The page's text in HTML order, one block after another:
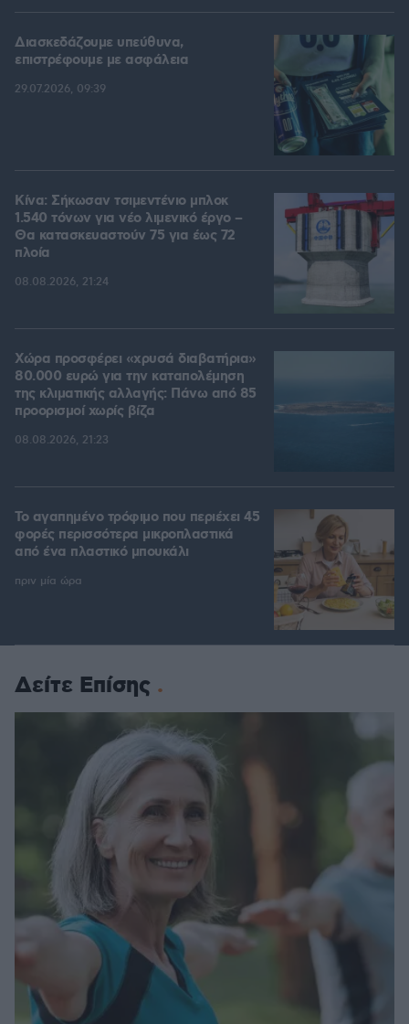
Διασκεδάζουμε υπεύθυνα,
επιστρέφουμε με ασφάλεια
29.07.2026, 09:39
Κίνα: Σήκωσαν τσιμεντένιο μπλοκ
1.540 τόνων για νέο λιμενικό έργο –
Θα κατασκευαστούν 75 για έως 72
πλοία
08.08.2026, 21:24
Χώρα προσφέρει «χρυσά διαβατήρια»
80.000 ευρώ για την καταπολέμηση
της κλιματικής αλλαγής: Πάνω από 85
προορισμοί χωρίς βίζα
08.08.2026, 21:23
Το αγαπημένο τρόφιμο που περιέχει 45
φορές περισσότερα μικροπλαστικά
από ένα πλαστικό μπουκάλι
πριν μία ώρα
Δείτε Επίσης